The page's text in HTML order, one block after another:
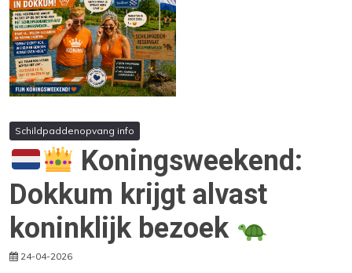
Schildpaddenopvang info
Koningsweekend:
Dokkum krijgt alvast
koninklijk bezoek
24-04-2026